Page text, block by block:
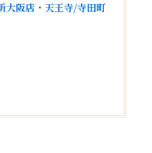
大阪店 ・ 天王寺/寺田町